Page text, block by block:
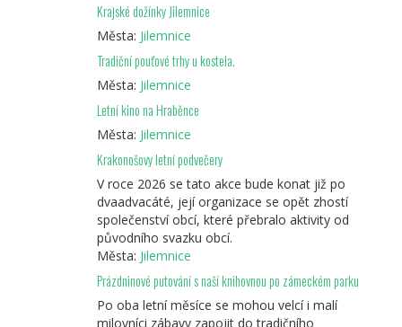
Krajské dožínky Jilemnice
Města: Jilemnice
Tradiční pouťové trhy u kostela.
Města: Jilemnice
Letní kino na Hraběnce
Města: Jilemnice
Krakonošovy letní podvečery
V roce 2026 se tato akce bude konat již po
dvaadvacáté, její organizace se opět zhostí
společenství obcí, které přebralo aktivity od
původního svazku obcí.
Města: Jilemnice
Prázdninové putování s naší knihovnou po zámeckém parku
Po oba letní měsíce se mohou velcí i malí
milovníci zábavy zapojit do tradičního